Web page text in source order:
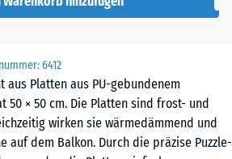
6412
aus Platten aus PU-gebundenem
50 × 50 cm. Die Platten sind frost- und
wirken sie wärmedämmend und
auf dem Balkon. Durch die präzise Puzzle-